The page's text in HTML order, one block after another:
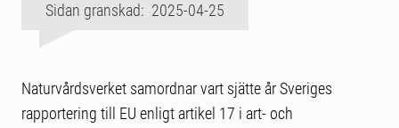
Sidan granskad: 2025-04-25
Naturvårdsverket samordnar vart sjätte år Sveriges
rapportering till EU enligt artikel 17 i art- och